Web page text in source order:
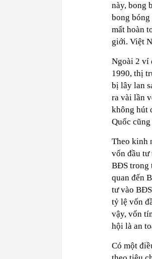
này, bong
bong bóng
mất hoàn
giới. Việt
Ngoài 2 ví
1990, thị
bị lây lan
ra vài lần
không hút
Quốc
Theo kinh
vốn đầu tư
BĐS trong
quan đến
tư vào
tỷ lệ vốn
vậy, vốn
hội là an
Có một